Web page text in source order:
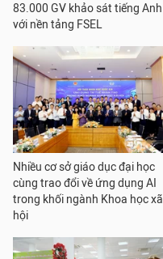
83.000 GV khảo sát tiếng Anh
với nền tảng FSEL
Nhiều cơ sở giáo dục đại học
cùng trao đổi về ứng dụng AI
trong khối ngành Khoa học xã
hội